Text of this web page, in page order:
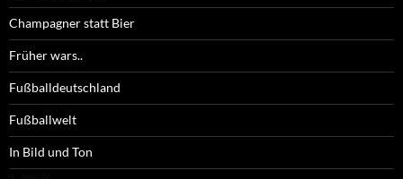
Champagner statt Bier
Früher wars..
Fußballdeutschland
Fußballwelt
In Bild und Ton